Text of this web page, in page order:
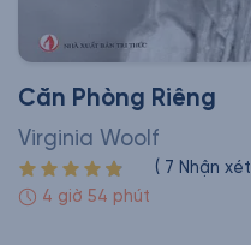
Căn Phòng Riêng
Virginia Woolf
( 7 Nhận xét
4 giờ 54 phút